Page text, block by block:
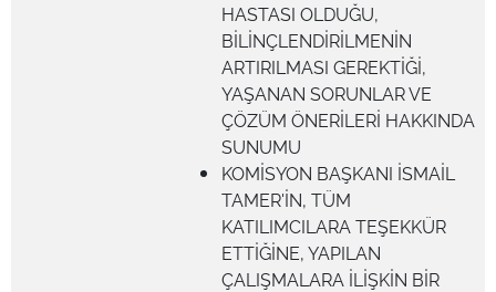
HASTASI OLDUĞU,
BİLİNÇLENDİRİLMENİN
ARTIRILMASI GEREKTİĞİ,
YAŞANAN SORUNLAR VE
ÇÖZÜM ÖNERİLERİ HAKKINDA
SUNUMU
KOMİSYON BAŞKANI İSMAİL
TAMER'İN, TÜM
KATILIMCILARA TEŞEKKÜR
ETTİĞİNE, YAPILAN
ÇALIŞMALARA İLİŞKİN BİR